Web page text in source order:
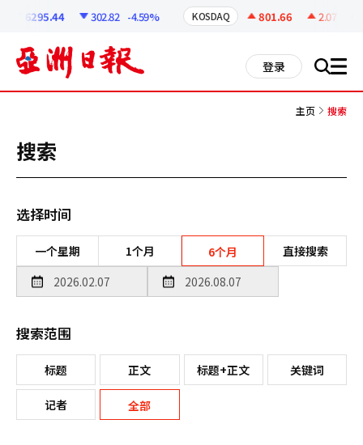
6295.44 302.82 -4.59% KOSDAQ 801.66 2.07
登录 搜 all
主页 搜索
搜索
选择时间
一个星期 1个月 6个月 直接搜索
搜索范围
标题 正文 标题+正文 关键词
记者 全部